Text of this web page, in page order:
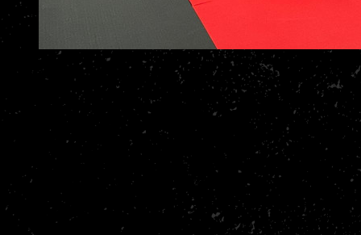
Wat leert je kind bij ons?
Zelfvertrouwen en weerbaarheid
Respect en discipline
Veilig leren vallen en bewegen
Samenwerken en nieuwe vrienden maken
Betere motoriek, kracht en coördinatie
Doorzettingsvermogen en concentratie
Wat is judo?